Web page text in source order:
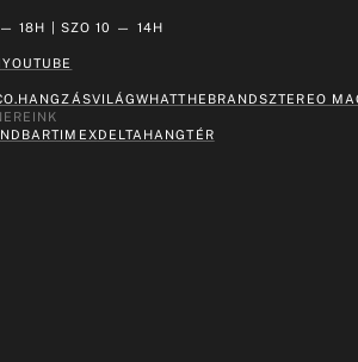
18H | SZO 10 — 14H
YOUTUBE
HANGZÁSVILÁGWHATTHEBRANDSZTEREO
BARTIMEXDELTA HANGTÉR